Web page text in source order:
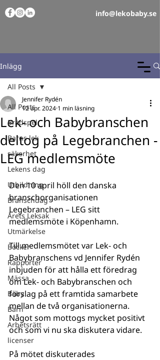
info@lekobaby.se
Inlägg
All Posts
Brädspel
Barns lek
säkerhet
Lekens dag
Utbildning
Branschdag
Årets Leksak
Utmärkelse
Böcker
Rapporter
Mässa
Baby
Barn
Arbetsrätt
licenser
All Posts
Lek- och Babybranschen
deltog på Legebranchen -
LEG medlemsmöte
Jennifer Rydén
12 apr. 2024 1 min läsning
Den 10 april höll den danska
branschorganisationen
Legebranchen – LEG sitt
medlemsmöte i Köpenhamn.
Till medlemsmötet var Lek- och
Babybranschens vd Jennifer Rydén
inbjuden för att hålla ett föredrag
om Lek- och Babybranschen och
förslag på ett framtida samarbete
mellan de två organisationerna.
Något som mottogs mycket positivt
och som vi nu ska diskutera vidare.
På mötet diskuterades